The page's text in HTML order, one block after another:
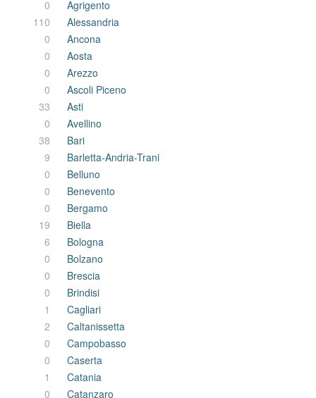
0
Agrigento
110
Alessandria
0
Ancona
0
Aosta
0
Arezzo
0
Ascoli Piceno
33
Asti
0
Avellino
38
Bari
9
Barletta-Andria-Trani
0
Belluno
0
Benevento
0
Bergamo
19
Biella
6
Bologna
0
Bolzano
0
Brescia
0
Brindisi
1
Cagliari
2
Caltanissetta
0
Campobasso
0
Caserta
1
Catania
0
Catanzaro